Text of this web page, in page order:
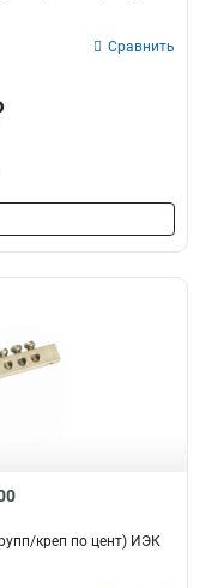
Сравнить
креп по цент) ИЭК